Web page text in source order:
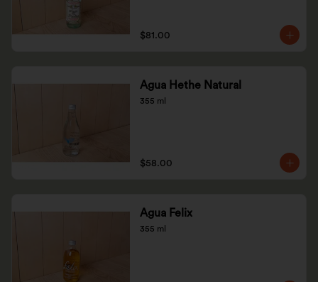
$81.00
Agua Hethe Natural
355 ml
$58.00
Agua Felix
355 ml